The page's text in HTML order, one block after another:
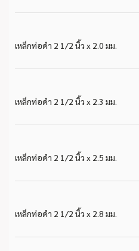
เหล็กท่อดำ 2 1/2 นิ้ว x 2.0 มม.
เหล็กท่อดำ 2 1/2 นิ้ว x 2.3 มม.
เหล็กท่อดำ 2 1/2 นิ้ว x 2.5 มม.
เหล็กท่อดำ 2 1/2 นิ้ว x 2.8 มม.